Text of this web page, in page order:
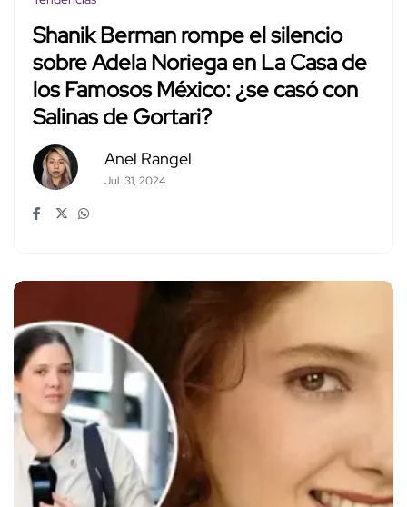
Shanik Berman rompe el silencio
sobre Adela Noriega en La Casa de
los Famosos México: ¿se casó con
Salinas de Gortari?
Anel Rangel
Jul. 31, 2024